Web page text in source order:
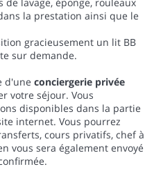
la prestation ainsi que le
gracieusement un lit BB
sur demande.
d'une conciergerie privée
votre séjour. Vous
disponibles dans la partie
internet. Vous pourrez
cours privatifs, chef à
vous sera également envoyé